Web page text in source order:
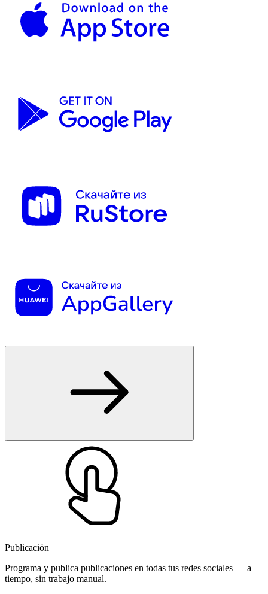
Publicación
Programa y publica publicaciones en todas tus redes sociales — a
tiempo, sin trabajo manual.